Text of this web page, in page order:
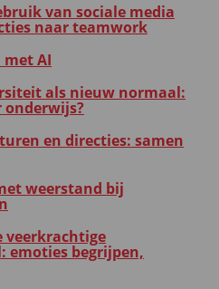
van sociale media
naar teamwork
AI
als nieuw normaal:
en directies: samen
weerstand bij
veerkrachtige
emoties begrijpen,